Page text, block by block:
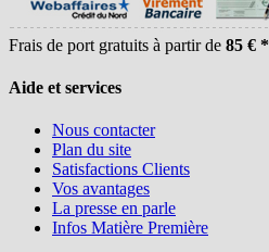
Frais de port gratuits à partir de 85 € *
Aide et services
Nous contacter
Plan du site
Satisfactions Clients
Vos avantages
La presse en parle
Infos Matière Première